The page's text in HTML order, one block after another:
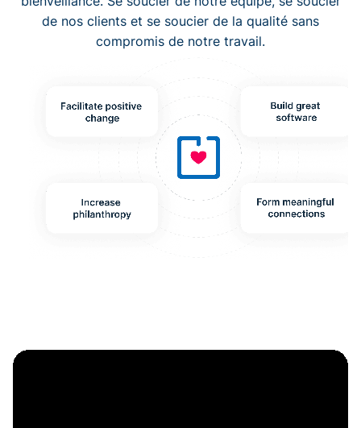
de nos clients et se soucier de la qualité sans
compromis de notre travail.